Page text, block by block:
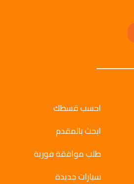
احسب قسطك
ابحث بالمقدم
طلب موافقة فورية
سيارات جديدة